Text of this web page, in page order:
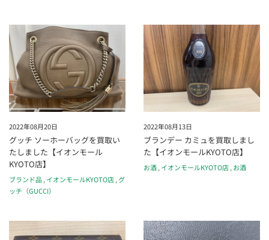
2022年08月20日
グッチ ソーホーバッグを買取い
たしました【イオンモール
KYOTO店】
ブランド品, イオンモールKYOTO店, グ
ッチ（GUCCI）
2022年08月13日
ブランデー カミュを買取しまし
た【イオンモールKYOTO店】
お酒, イオンモールKYOTO店, お酒